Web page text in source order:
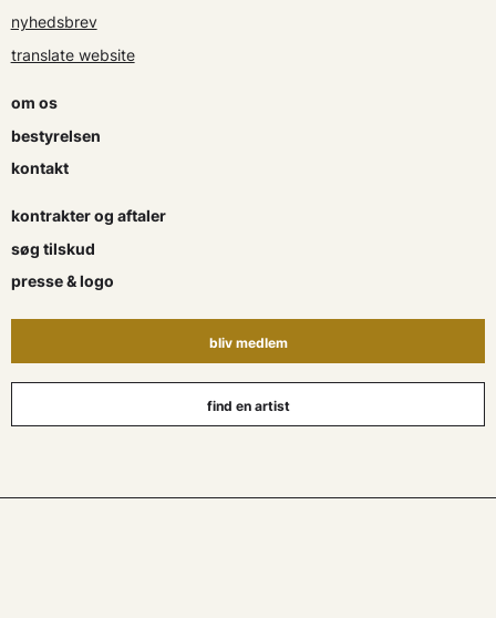
nyhedsbrev
translate website
om os
bestyrelsen
kontakt
kontrakter og aftaler
søg tilskud
presse & logo
bliv medlem
find en artist